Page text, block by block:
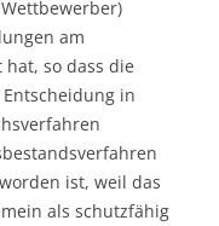
am
so dass die
in
ist, weil das
als schutzfähig